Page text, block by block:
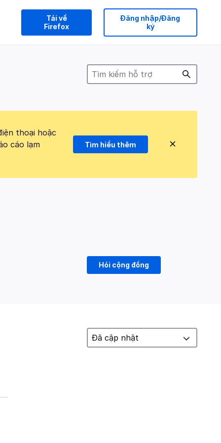
Tải về
Firefox
Đăng nhập/Đăng
ký
thoại hoặc
cáo lạm
Tìm hiểu thêm
Hỏi cộng đồng